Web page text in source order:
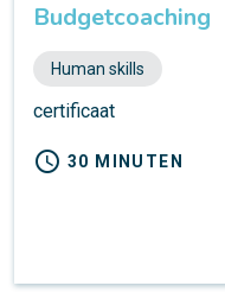
Budgetcoaching
Human skills
certificaat
schedule 30 MINUTEN